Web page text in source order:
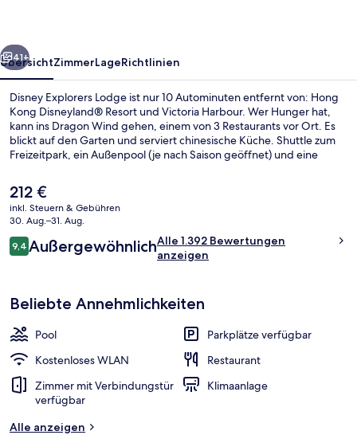
Weiter
41+
ÜbersichtZimmerLageRichtlinien
Disney Explorers Lodge ist nur 10 Autominuten entfernt von: Hong
Kong Disneyland® Resort und Victoria Harbour. Wer Hunger hat,
kann ins Dragon Wind gehen, einem von 3 Restaurants vor Ort. Es
blickt auf den Garten und serviert chinesische Küche. Shuttle zum
Freizeitpark, ein Außenpool (je nach Saison geöffnet) und eine
und die großen Zimmer erhalten tolle Bewertungen von anderen
Reisenden.
Der
aktuelle
Preis
212 €.
212 €
inkl. Steuern & Gebühren
30. Aug.–31. Aug.
Bewertungen
9,49,4 von 10.
AußergewöhnlichAlle 1.392 Bewertungen
anzeigen
Beliebte Annehmlichkeiten
Pool
Parkplätze verfügbar
Kostenloses WLAN
Restaurant
Zimmer mit Verbindungstür
verfügbar
Klimaanlage
Alle anzeigen